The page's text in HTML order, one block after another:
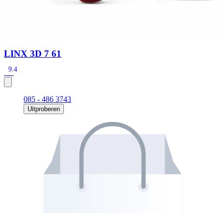
LINX 3D 7 61
9.4
085 - 486 3743
Uitproberen